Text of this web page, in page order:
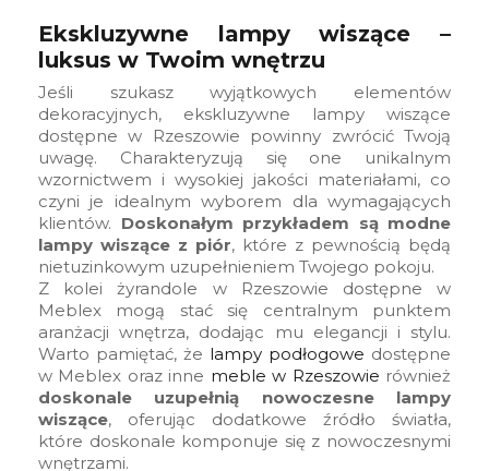
Ekskluzywne lampy wiszące –
luksus w Twoim wnętrzu
Jeśli szukasz wyjątkowych elementów
dekoracyjnych, ekskluzywne lampy wiszące
dostępne w Rzeszowie powinny zwrócić Twoją
uwagę. Charakteryzują się one unikalnym
wzornictwem i wysokiej jakości materiałami, co
czyni je idealnym wyborem dla wymagających
klientów. Doskonałym przykładem są modne
lampy wiszące z piór, które z pewnością będą
nietuzinkowym uzupełnieniem Twojego pokoju.
Z kolei żyrandole w Rzeszowie dostępne w
Meblex mogą stać się centralnym punktem
aranżacji wnętrza, dodając mu elegancji i stylu.
Warto pamiętać, że lampy podłogowe dostępne
w Meblex oraz inne meble w Rzeszowie również
doskonale uzupełnią nowoczesne lampy
wiszące, oferując dodatkowe źródło światła,
które doskonale komponuje się z nowoczesnymi
wnętrzami.